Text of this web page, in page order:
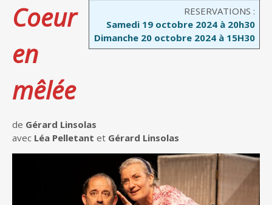
RESERVATIONS :
Samedi 19 octobre 2024 à 20h30
Dimanche 20 octobre 2024 à 15H30
Coeur
en
mêlée
de Gérard Linsolas
avec Léa Pelletant et Gérard Linsolas